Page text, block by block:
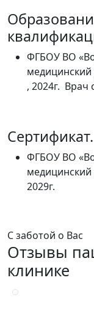
ФГБОУ ВО
, 2024г. Врач
ФГБОУ ВО
медицинский
2029г.
С заботой о Вас
Отзывы
клинике